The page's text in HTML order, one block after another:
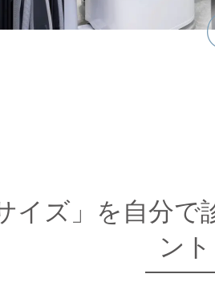
イズ」を自分で
ント